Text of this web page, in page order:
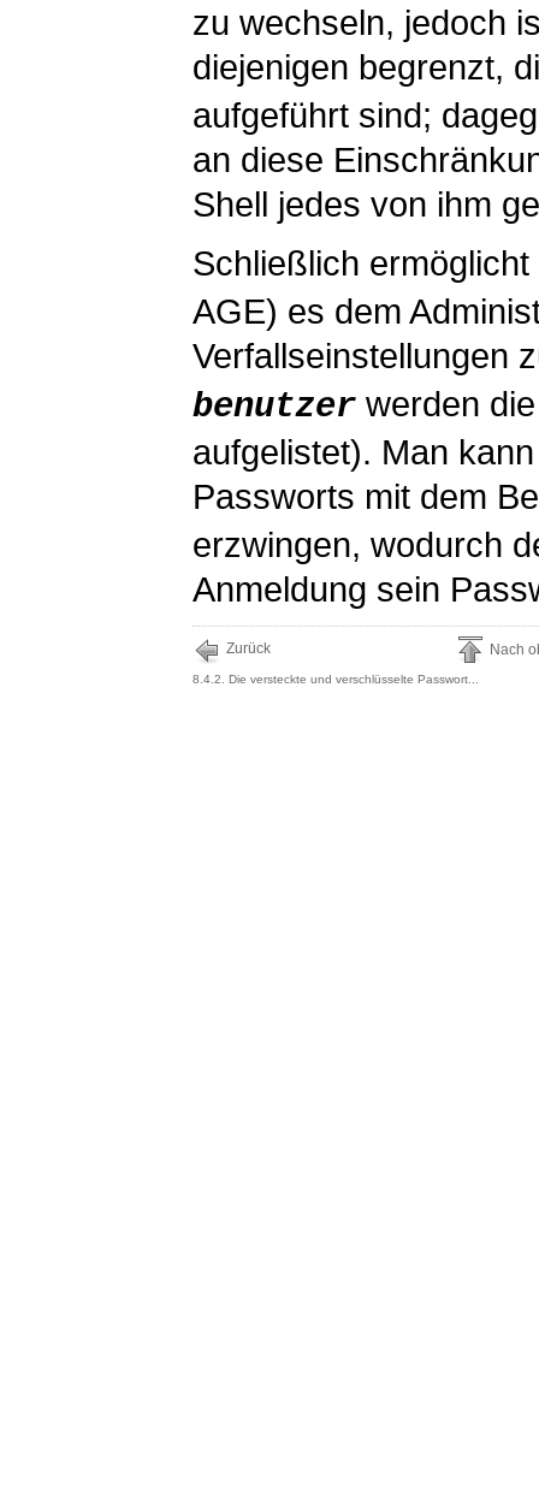
zu wechseln, jedoch
diejenigen begrenzt,
aufgeführt sind;
an diese
Shell jedes von ihm
Schließlich
AGE) es dem
Verfallseinstellungen
benutzer werden
aufgelistet). Man
Passworts mit dem
erzwingen, wodurch
Anmeldung sein
Zurück
8.4.2. Die versteckte und verschlüsselte Passwort...
Nach